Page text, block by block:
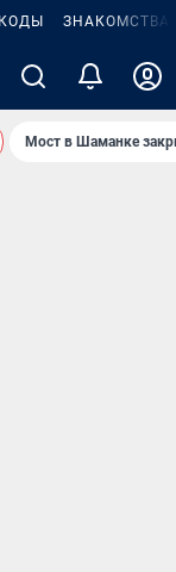
ЗНАКОМСТВА
Мост в Шаманке